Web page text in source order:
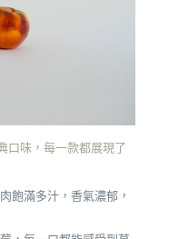
口味，每一款都展現了
飽滿多汁，香氣濃郁，